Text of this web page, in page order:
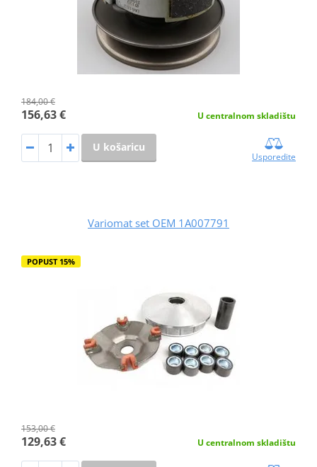
184,00 €
156,63 € U centralnom skladištu
U košaricu
Usporedite
Variomat set OEM 1A007791
POPUST 15%
153,00 €
129,63 € U centralnom skladištu